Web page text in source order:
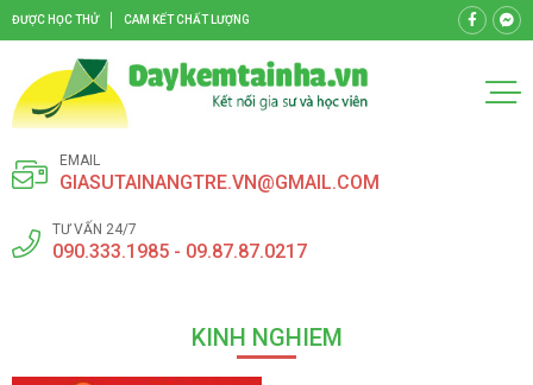
ĐƯỢC HỌC THỬ CAM KẾT CHẤT LƯỢNG
EMAIL
GIASUTAINANGTRE.VN@GMAIL.COM
TƯ VẤN 24/7
090.333.1985 - 09.87.87.0217
KINH NGHIEM